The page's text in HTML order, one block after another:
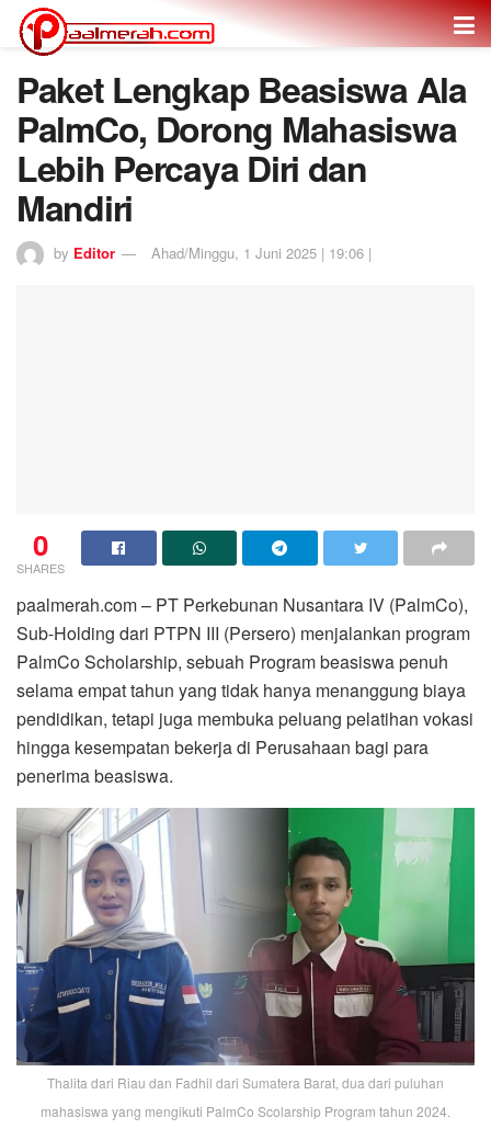
Paket Lengkap Beasiswa Ala
PalmCo, Dorong Mahasiswa
Lebih Percaya Diri dan
Mandiri
by Editor Ahad/Minggu, 1 Juni 2025 | 19:06 |
0
SHARES
paalmerah.com – PT Perkebunan Nusantara IV (PalmCo),
Sub-Holding dari PTPN III (Persero) menjalankan program
PalmCo Scholarship, sebuah Program beasiswa penuh
selama empat tahun yang tidak hanya menanggung biaya
pendidikan, tetapi juga membuka peluang pelatihan vokasi
hingga kesempatan bekerja di Perusahaan bagi para
penerima beasiswa.
Thalita dari Riau dan Fadhil dari Sumatera Barat, dua dari puluhan
mahasiswa yang mengikuti PalmCo Scolarship Program tahun 2024.